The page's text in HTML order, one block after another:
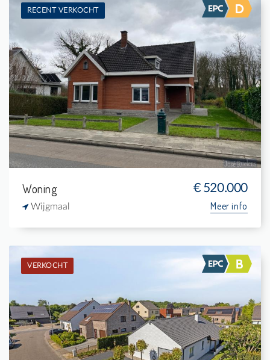
RECENT VERKOCHT
Verkocht: Woning
4
942 m²
-
171 m²
Woning € 520.000
Wijgmaal Meer info
VERKOCHT
Verkocht: Woning
2
576 m²